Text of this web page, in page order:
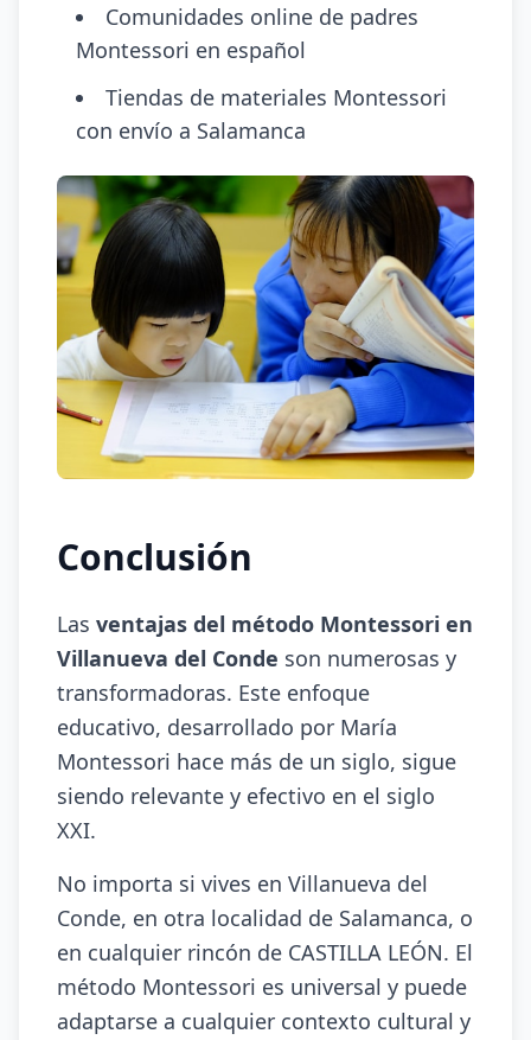
Comunidades online de padres
Montessori en español
Tiendas de materiales Montessori
con envío a Salamanca
Conclusión
Las ventajas del método Montessori en
Villanueva del Conde son numerosas y
transformadoras. Este enfoque
educativo, desarrollado por María
Montessori hace más de un siglo, sigue
siendo relevante y efectivo en el siglo
XXI.
No importa si vives en Villanueva del
Conde, en otra localidad de Salamanca, o
en cualquier rincón de CASTILLA LEÓN. El
método Montessori es universal y puede
adaptarse a cualquier contexto cultural y